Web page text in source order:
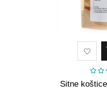
Sitne